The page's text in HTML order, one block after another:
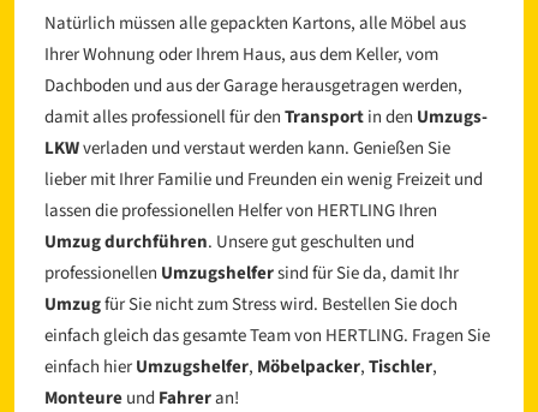
Natürlich müssen alle gepackten Kartons, alle Möbel aus
Ihrer Wohnung oder Ihrem Haus, aus dem Keller, vom
Dachboden und aus der Garage herausgetragen werden,
damit alles professionell für denTransportin den Umzugs-
LKWverladen und verstaut werden kann. Genießen Sie
lieber mit Ihrer Familie und Freunden ein wenig Freizeit und
lassen die professionellen Helfer von HERTLING Ihren
Umzug durchführen. Unsere gut geschulten und
professionellen Umzugshelfersind für Sie da, damit Ihr
Umzugfür Sie nicht zum Stress wird. Bestellen Sie doch
einfach gleich das gesamte Team von HERTLING. Fragen Sie
einfach hierUmzugshelfer, Möbelpacker,Tischler,
Monteureund Fahreran!